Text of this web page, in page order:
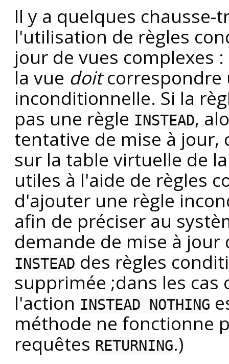
Il y a quelques chausse-
l'utilisation de règles
jour de vues complexes
la vue doitcorrespondre
inconditionnelle. Si la
pas une règle INSTEAD,
tentative de mise à
sur la table virtuelle de
utiles à l'aide de règles
d'ajouter une règle
afin de préciser au
demande de mise à
INSTEAD des règles
supprimée ;dans les
l'action INSTEAD NOTHING
méthode ne fonctionne
requêtes RETURNING.)